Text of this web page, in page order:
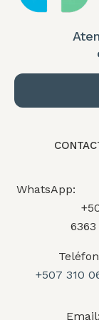
+507
6363
+507 310
Email: